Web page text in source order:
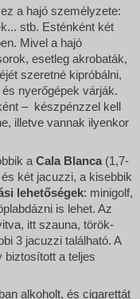
a hajó személyzete:
stb. Esténként két
Mivel a hajó
esetleg akrobaták,
szeretné kipróbálni,
nyerőgépek várják.
– készpénzzel kell
illetve vannak ilyenkor
a Cala Blanca (1,7-
két jacuzzi, a kisebbik
lehetőségek: minigolf,
is lehet. Az
itt szauna, török-
3 jacuzzi található. A
biztosított a teljes
alkoholt, és cigarettát